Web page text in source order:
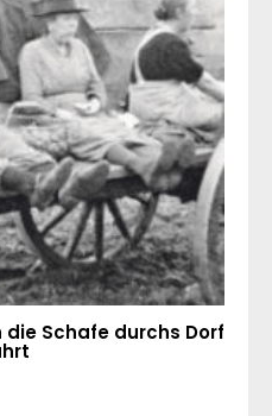
die Schafe durchs Dorf